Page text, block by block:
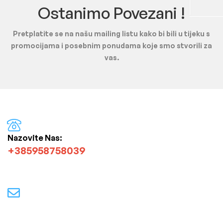
Ostanimo Povezani !
Pretplatite se na našu mailing listu kako bi bili u tijeku s
promocijama i posebnim ponudama koje smo stvorili za
vas.
Nazovite Nas:
+385958758039